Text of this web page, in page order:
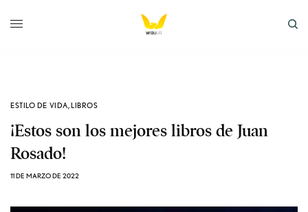
ESTILO DE VIDA,LIBROS
¡Estos son los mejores libros de Juan
Rosado!
11 DE MARZO DE 2022